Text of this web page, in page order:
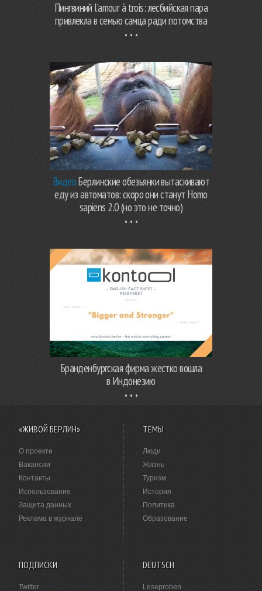
Пингвиний l’amour à trois: лесбийская пара
привлекла в семью самца ради потомства
ВидеоБерлинские обезьянки вытаскивают
еду из автоматов: скоро они станут Homo
sapiens 2.0 (но это не точно)
Бранденбургская фирма жестко вошла
в Индонезию
«ЖИВОЙ БЕРЛИН»
О проекте
Вакансии
Контакты
Использование
Защита данных
Реклама в журнале
ТЕМЫ
Люди
Жизнь
Туризм
История
Политика
Образование
ПОДПИСКИ
Twitter
DEUTSCH
Leseproben